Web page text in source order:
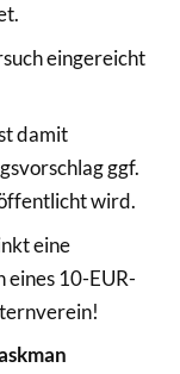
eingereicht
damit
ggf.
wird.
eine
eines 10-EUR-